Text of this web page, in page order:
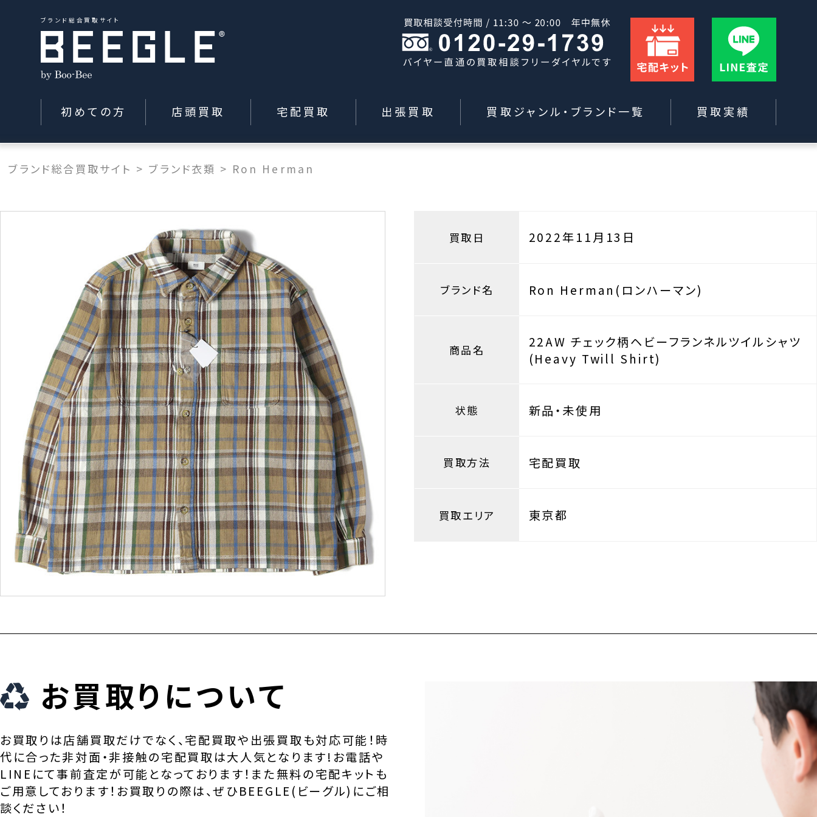
ブランド総合買取サイト
初めての方 店頭買取 宅配買取 出張買取 買取ジャンル・ブランド一覧 買取実績
ブランド総合買取サイト > ブランド衣類 > Ron Herman
買取日 2022年11月13日
ブランド名 Ron Herman(ロンハーマン)
商品名
22AW チェック柄ヘビーフランネルツイルシャツ
(Heavy Twill Shirt)
状態 新品・未使用
買取方法 宅配買取
買取エリア 東京都
お買取りについて
お買取りは店舗買取だけでなく、宅配買取や出張買取も対応可能！時
代に合った非対面・非接触の宅配買取は大人気となります!お電話や
LINEにて事前査定が可能となっております！また無料の宅配キットも
ご用意しております！お買取りの際は、ぜひBEEGLE(ビーグル)にご相
談ください！